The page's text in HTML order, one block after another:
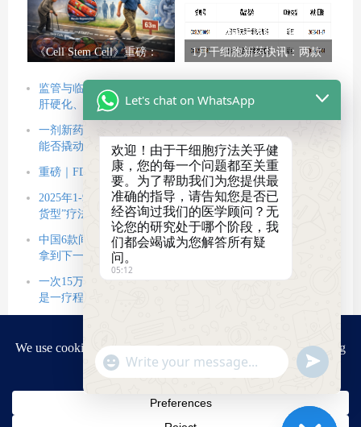
析
《Cell Stem Cell》重磅：
让老人“走得更远”，63米
突破背后的证据
1月干细胞新药快讯：两款
获受理，北京、长春“开门
红”
监管与临床双线推进：CDE默许三款间充质干细胞新药进入
肝硬化、糖尿病足等临床研究
一剂新药，一个起点：中国首款干细胞新药获批周年回顾，
能否撬动万亿产业？
重磅｜FDA 批准首个干细胞疗法治疗重型再生障碍性贫血
2025年1-9月中国干细胞新药IND审批动态：领域拓展与“现
货型”疗法崛起
中国6款间充质干细胞新药进入Ⅲ期临床：3款脐带源，谁将
拿到下一张上市牌照？
一次15万！干细胞新药VUM02为肝硬化患者带来新希望，但
是一疗程45万元值吗？
干细胞治疗进入“临床落地期”：12项疗法获批（含价格），
三大赛道格局初定
Let's chat on WhatsApp
欢迎！由于干细胞疗法关乎健
康，您的每一个问题都至关重
要。为了帮助我们为您提供最
准确的指导，请告知您是否已
经咨询过我们的医学顾问？无
论您的研究处于哪个阶段，我
们都会竭诚为您解答所有疑
问。
05:12
"+chaty_settings.lang.emoji_picker+"
WhatsApp
Send
WhatsApp
Message